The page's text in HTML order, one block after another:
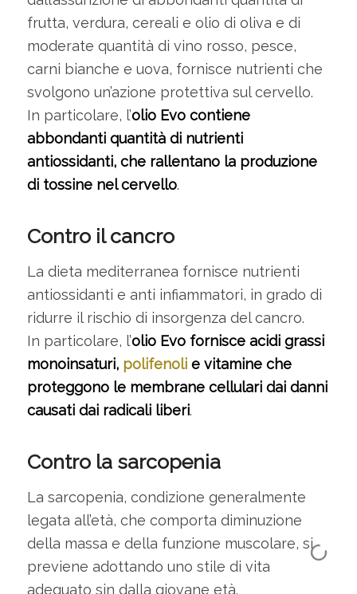
frutta, verdura, cereali e olio di oliva e di
moderate quantità di vino rosso, pesce,
carni bianche e uova, fornisce nutrienti che
svolgono un’azione protettiva sul cervello.
In particolare, l’olio Evo contiene
abbondanti quantità di nutrienti
antiossidanti, che rallentano la produzione
di tossine nel cervello.
Contro il cancro
La dieta mediterranea fornisce nutrienti
antiossidanti e anti infiammatori, in grado di
ridurre il rischio di insorgenza del cancro.
In particolare, l’olio Evo fornisce acidi grassi
monoinsaturi, polifenolie vitamine che
proteggono le membrane cellulari dai danni
causati dai radicali liberi.
Contro la sarcopenia
La sarcopenia, condizione generalmente
legata all’età, che comporta diminuzione
della massa e della funzione muscolare, si
previene adottando uno stile di vita
adeguato sin dalla giovane età.